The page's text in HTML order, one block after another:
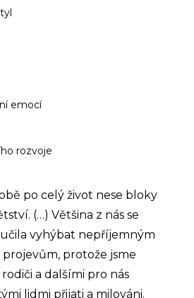
emocí
rozvoje
po celý život nese bloky
(…) Většina z nás se
vyhýbat nepříjemným
protože jsme
a dalšími pro nás
lidmi přijati a milováni.